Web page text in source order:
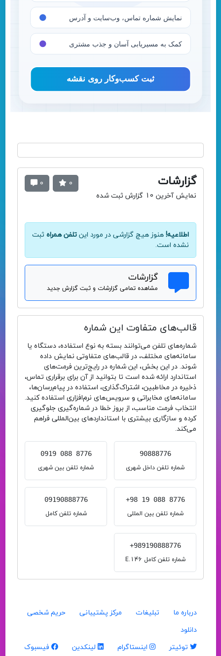
0 0 گزارشات
نمایش آخرین 10 گزارش ثبت شده
اطلاعیه! هنوز هیچ گزارشی در مورد این تلفن همراه ثبت
نشده است.
گزارشات
مشاهده تمامی گزارشات و ثبت گزارش جدید
قالب‌های متفاوت این شماره
شماره‌های تلفن می‌توانند بسته به نوع استفاده، دستگاه یا
سامانه‌های مختلف، در قالب‌های متفاوتی نمایش داده
شوند. در این بخش، این شماره در رایج‌ترین فرمت‌های
استاندارد ارائه شده است تا بتوانید از آن برای برقراری تماس،
ذخیره در مخاطبین، اشتراک‌گذاری، استفاده در پیام‌رسان‌ها،
سامانه‌های مخابراتی و سرویس‌های نرم‌افزاری استفاده کنید.
انتخاب فرمت مناسب، از بروز خطا در شماره‌گیری جلوگیری
کرده و سازگاری بیشتری با استانداردهای بین‌المللی فراهم
می‌کند.
90888776
شماره تلفن داخل شهری
0919 088 8776
شماره تلفن بین شهری
+98 19 088 8776
شماره تلفن بین المللی
09190888776
شماره تلفن کامل
+989190888776
شماره تلفن کامل E.146
درباره ما تبلیغات مرکز پشتیبانی
حریم شخصی
دانلود
توئیتر
اینستاگرام لینکدین فیسبوک